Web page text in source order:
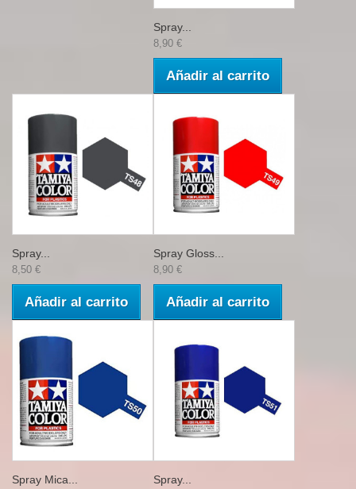
Spray...
8,90 €
Añadir al carrito
Spray...
8,50 €
Añadir al carrito
Spray Gloss...
8,90 €
Añadir al carrito
Spray Mica... Spray...